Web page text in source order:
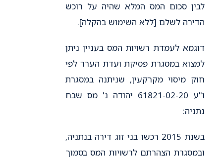
לבין סכום המס המלא שהיה על רוכש
הדירה לשלם [ללא השימוש בהקלה].
דוגמא לעמדת רשויות המס בעניין ניתן
למצוא במסגרת פסיקת ועדת הערר לפי
חוק מיסוי מקרקעין, שניתנה במסגרת
ו"ע 61821-02-20 יהודה נ' מס שבח
נתניה:
בשנת 2015 רכשו בני זוג דירה בנתניה,
ובמסגרת הצהרתם לרשויות המס בסמוך